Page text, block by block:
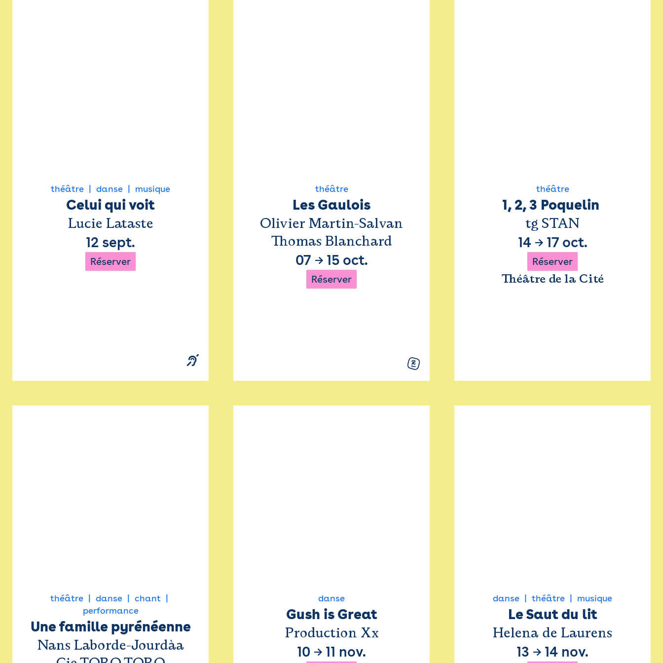
théâtre danse musique
Celui qui voit
Lucie Lataste
12 sept.
Réserver
théâtre
Les Gaulois
Olivier Martin-Salvan
Thomas Blanchard
07 → 15 oct.
Réserver
théâtre
1, 2, 3 Poquelin
tg STAN
14→ 17 oct.
Réserver
Théâtre de la Cité
théâtre danse
chant
performance
Une famille pyrénéenne
Nans Laborde-Jourdàa
danse
Gush is Great
Production Xx
10 → 11 nov.
danse théâtre musique
Le Saut du lit
Helena de Laurens
13 → 14 nov.